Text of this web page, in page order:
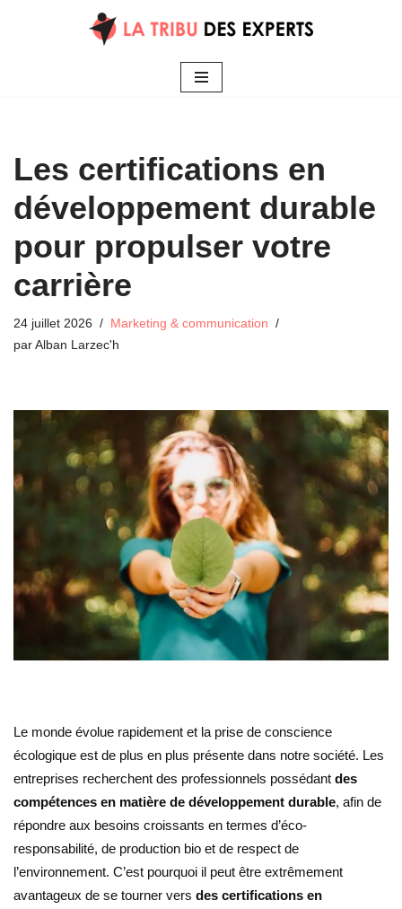
Les certifications en
développement durable
pour propulser votre
carrière
24 juillet 2026
Marketing & communication
par Alban Larzec'h
Le monde évolue rapidement et la prise de conscience
écologique est de plus en plus présente dans notre société. Les
entreprises recherchent des professionnels possédant des
compétences en matière de développement durable, afin de
répondre aux besoins croissants en termes d’éco-
responsabilité, de production bio et de respect de
l’environnement. C’est pourquoi il peut être extrêmement
avantageux de se tourner vers des certifications en